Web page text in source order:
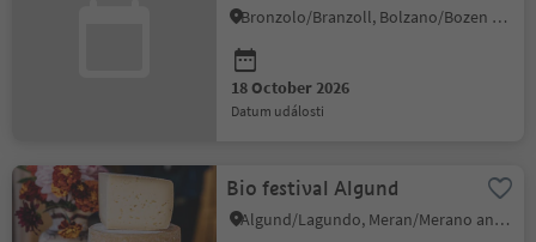
Bronzolo/Branzoll, Bolzano/Bozen and environs
18 October 2026
datum události
Bio festival Algund
Algund/Lagundo, Meran/Merano and environs